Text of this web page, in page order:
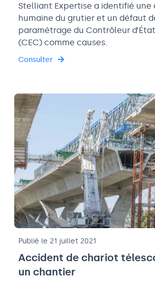
Stelliant Expertise a identifié une
humaine du grutier et un défaut
paramétrage du Contrôleur
(CEC) comme causes.
Consulter
Publié le 21 juillet 2021
Accident de chariot
un chantier